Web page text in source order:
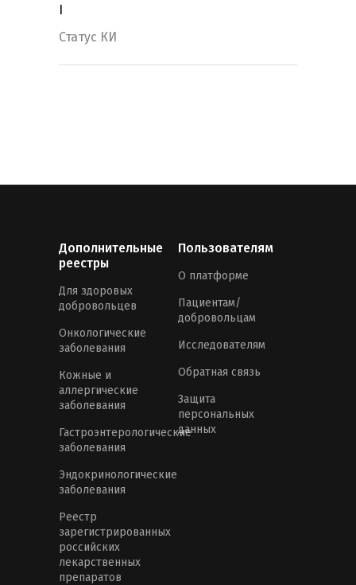
Статус КИ
Дополнительные
реестры
Для здоровых
добровольцев
Онкологические
заболевания
Кожные и
аллергические
заболевания
Гастроэнтерологические
заболевания
Эндокринологические
заболевания
Реестр
зарегистрированных
российских
лекарственных
препаратов
Пользователям
О платформе
Пациентам/
добровольцам
Исследователям
Обратная связь
Защита
персональных
данных